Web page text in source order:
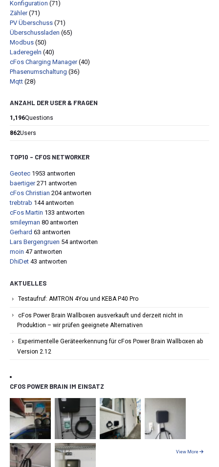
Konfiguration (71)
Zähler (71)
PV Überschuss (71)
Überschussladen (65)
Modbus (50)
Laderegeln (40)
cFos Charging Manager (40)
Phasenumschaltung (36)
Mqtt (28)
ANZAHL DER USER & FRAGEN
1,196Questions
862Users
TOP10 – CFOS NETWORKER
Geotec 1953 antworten
baertiger 271 antworten
cFos Christian 204 antworten
trebtrab 144 antworten
cFos Martin 133 antworten
smileyman 80 antworten
Gerhard 63 antworten
Lars Bergengruen 54 antworten
moin 47 antworten
DhiDet 43 antworten
AKTUELLES
Testaufruf: AMTRON 4You und KEBA P40 Pro
cFos Power Brain Wallboxen ausverkauft und derzeit nicht in
Produktion – wir prüfen geeignete Alternativen
Experimentelle Geräteerkennung für cFos Power Brain Wallboxen ab
Version 2.12
CFOS POWER BRAIN IM EINSATZ
View More